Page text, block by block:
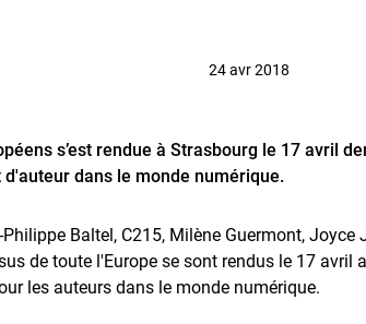
24 avr 2018
s’est rendue à Strasbourg le 17 avril
dans le monde numérique.
Baltel, C215, Milène Guermont, Joyce
de toute l'Europe se sont rendus le 17 avril
les auteurs dans le monde numérique.